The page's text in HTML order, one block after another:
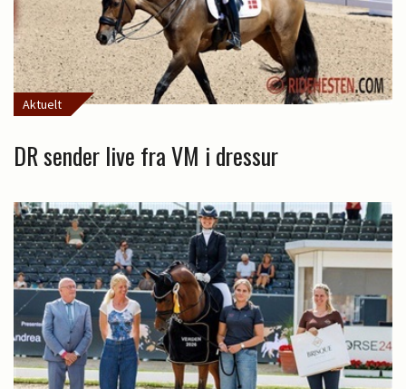
Aktuelt
DR sender live fra VM i dressur